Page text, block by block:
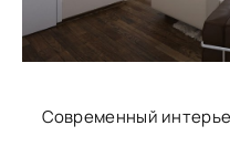
Современный